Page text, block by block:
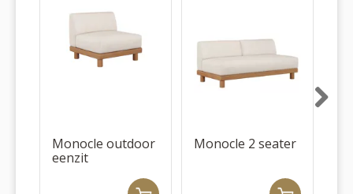
Monocle outdoor
eenzit
Monocle 2 seater